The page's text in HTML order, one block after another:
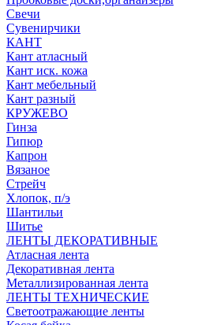
Свечи
Сувенирчики
КАНТ
Кант атласный
Кант иск. кожа
Кант мебельный
Кант разный
КРУЖЕВО
Гинза
Гипюр
Капрон
Вязаное
Стрейч
Хлопок, п/э
Шантильи
Шитье
ЛЕНТЫ ДЕКОРАТИВНЫЕ
Атласная лента
Декоративная лента
Металлизированная лента
ЛЕНТЫ ТЕХНИЧЕСКИЕ
Светоотражающие ленты